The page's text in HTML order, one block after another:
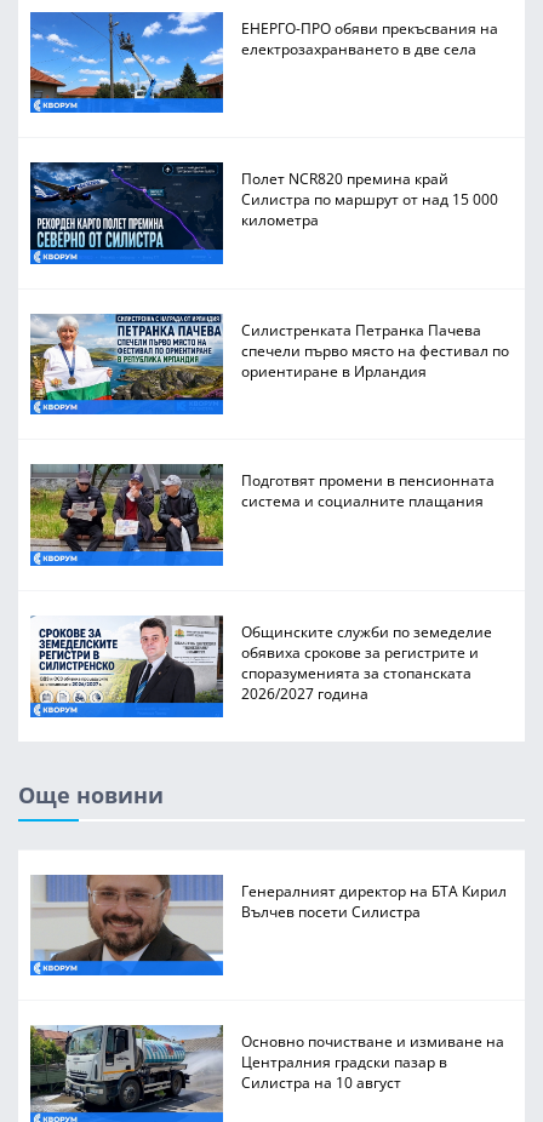
ЕНЕРГО-ПРО обяви прекъсвания на
електрозахранването в две села
Полет NCR820 премина край
Силистра по маршрут от над 15 000
километра
Силистренката Петранка Пачева
спечели първо място на фестивал по
ориентиране в Ирландия
Подготвят промени в пенсионната
система и социалните плащания
Общинските служби по земеделие
обявиха срокове за регистрите и
споразуменията за стопанската
2026/2027 година
Още новини
Генералният директор на БТА Кирил
Вълчев посети Силистра
Основно почистване и измиване на
Централния градски пазар в
Силистра на 10 август